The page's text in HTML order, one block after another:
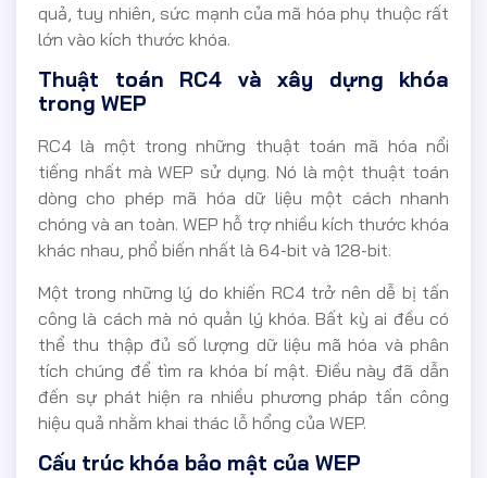
quả, tuy nhiên, sức mạnh của mã hóa phụ thuộc rất
lớn vào kích thước khóa.
Thuật toán RC4 và xây dựng khóa
trong WEP
RC4 là một trong những thuật toán mã hóa nổi
tiếng nhất mà WEP sử dụng. Nó là một thuật toán
dòng cho phép mã hóa dữ liệu một cách nhanh
chóng và an toàn. WEP hỗ trợ nhiều kích thước khóa
khác nhau, phổ biến nhất là 64-bit và 128-bit.
Một trong những lý do khiến RC4 trở nên dễ bị tấn
công là cách mà nó quản lý khóa. Bất kỳ ai đều có
thể thu thập đủ số lượng dữ liệu mã hóa và phân
tích chúng để tìm ra khóa bí mật. Điều này đã dẫn
đến sự phát hiện ra nhiều phương pháp tấn công
hiệu quả nhằm khai thác lỗ hổng của WEP.
Cấu trúc khóa bảo mật của WEP